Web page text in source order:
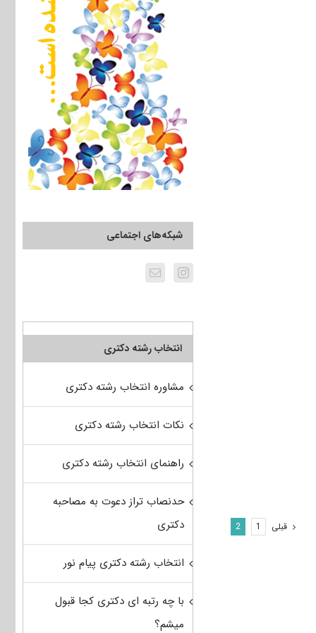
قبلی 1
2
شبکه‌های اجتماعی
انتخاب رشته دکتری
مشاوره انتخاب رشته دکتری
نکات انتخاب رشته دکتری
راهنمای انتخاب رشته دکتری
حدنصاب تراز دعوت به مصاحبه
دکتری
انتخاب رشته دکتری پیام نور
با چه رتبه ای دکتری کجا قبول
میشم؟